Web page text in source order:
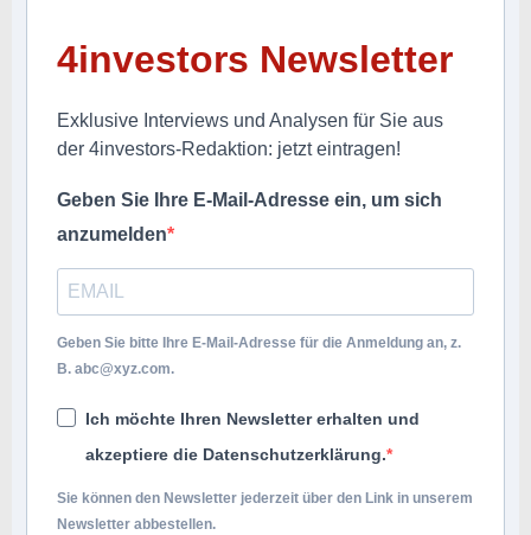
4investors Newsletter
Exklusive Interviews und Analysen für Sie aus
der 4investors-Redaktion: jetzt eintragen!
Geben Sie Ihre E-Mail-Adresse ein, um sich
anzumelden
Geben Sie bitte Ihre E-Mail-Adresse für die Anmeldung an, z.
B. abc@xyz.com.
Ich möchte Ihren Newsletter erhalten und
akzeptiere die Datenschutzerklärung.
Sie können den Newsletter jederzeit über den Link in unserem
Newsletter abbestellen.